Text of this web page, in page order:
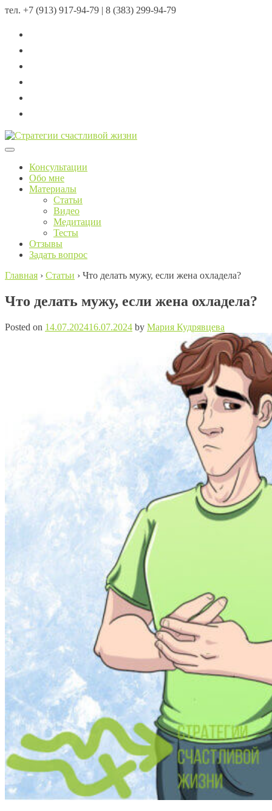
тел. +7 (913) 917-94-79 | 8 (383) 299-94-79
Menu
Консультации
Обо мне
Материалы
Статьи
Видео
Медитации
Тесты
Отзывы
Задать вопрос
Главная › Статьи › Что делать мужу, если жена охладела?
Что делать мужу, если жена охладела?
Posted on 14.07.202416.07.2024 by Мария Кудрявцева